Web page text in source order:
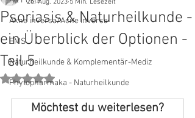
Akne inversa/Acne inversa
EMS
Naturheilkunde & Komplementär-Mediz
Phytopharmaka - Naturheilkunde
Psoriasis & Naturheilkunde -
ein Überblick der Optionen -
Teil 5
26. Aug. 2023 5 Min. Lesezeit
Mit NaN von 5 Sternen bewertet.
Möchtest du weiterlesen?